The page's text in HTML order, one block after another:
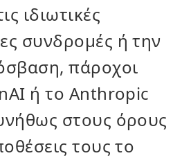
ιδιωτικές
συνδρομές ή την
πάροχοι
ή το Anthropic
στους όρους
τους το